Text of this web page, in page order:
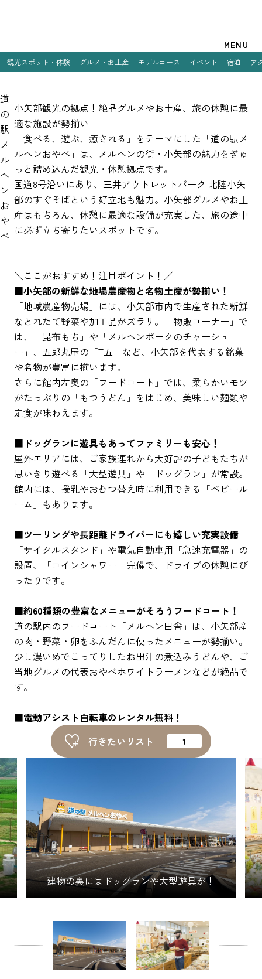
観光スポット・体験 グルメ・お土産 モデルコース イベント 宿泊 ア
道
の
駅
メ
ル
ヘ
ン
お
や
べ
小矢部観光の拠点！絶品グルメやお土産、旅の休憩に最
適な施設が勢揃い
「食べる、遊ぶ、癒される」をテーマにした「道の駅メ
ルヘンおやべ」は、メルヘンの街・小矢部の魅力をぎゅ
っと詰め込んだ観光・休憩拠点です。
国道8号沿いにあり、三井アウトレットパーク 北陸小矢
部のすぐそばという好立地も魅力。小矢部グルメやお土
産はもちろん、休憩に最適な設備が充実した、旅の途中
に必ず立ち寄りたいスポットです。
＼ここがおすすめ！注目ポイント！／
■小矢部の新鮮な地場農産物と名物土産が勢揃い！
「地域農産物売場」には、小矢部市内で生産された新鮮
なとれたて野菜や加工品がズラリ。「物販コーナー」で
は、「昆布もち」や「メルヘンポークのチャーシュ
ー」、五郎丸屋の「T五」など、小矢部を代表する銘菓
や名物が豊富に揃います。
さらに館内左奥の「フードコート」では、柔らかいモツ
がたっぷりの「もつうどん」をはじめ、美味しい麺類や
定食が味わえます。
■ドッグランに遊具もあってファミリーも安心！
屋外エリアには、ご家族連れから大好評の子どもたちが
思いきり遊べる「大型遊具」や「ドッグラン」が常設。
館内には、授乳やおむつ替え時に利用できる「ベビール
ーム」もあります。
■ツーリングや長距離ドライバーにも嬉しい充実設備
「サイクルスタンド」や電気自動車用「急速充電器」の
設置、「コインシャワー」完備で、ドライブの休憩にぴ
ったりです。
■約60種類の豊富なメニューがそろうフードコート！
道の駅内のフードコート「メルヘン田舎」は、小矢部産
の肉・野菜・卵をふんだんに使ったメニューが勢揃い。
少し濃いめでこってりしたお出汁の煮込みうどんや、ご
当地グルメの代表おやべホワイトラーメンなどが絶品で
す。
■電動アシスト自転車のレンタル無料！
行きたいリスト
観光スポット・体験
グルメ・お土産
モデルコース
イベント
宿泊
アクセス
ピックアップ
はじめての高岡
地元ライター記事
お得で便利なサービス
観光ガイド
レンタサイクル
MENU